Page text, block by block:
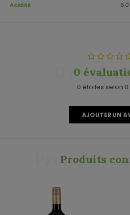
Acidité 6.0
0
0
0 étoiles selon 0
AJOUTER UN
Produits
Produits